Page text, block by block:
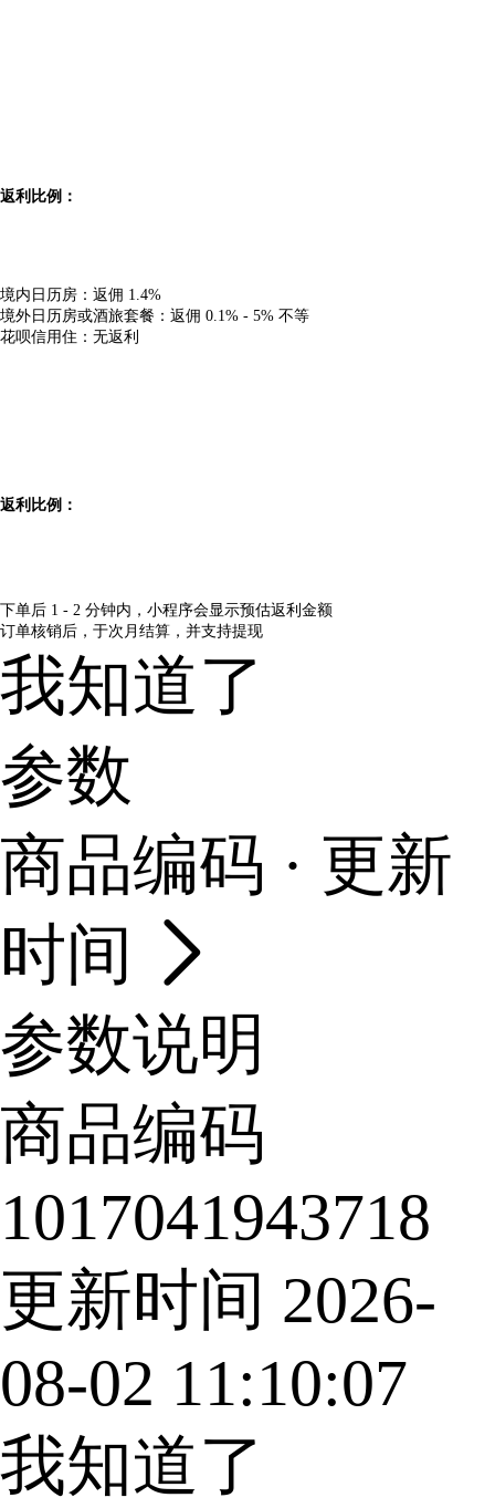
返利比例：
境内日历房：返佣 1.4%
境外日历房或酒旅套餐：返佣 0.1% - 5% 不等
花呗信用住：无返利
返利比例：
下单后 1 - 2 分钟内，小程序会显示预估返利金额
订单核销后，于次月结算，并支持提现
我知道了
参数
商品编码 · 更新
时间
参数说明
商品编码
1017041943718
更新时间 2026-
08-02 11:10:07
我知道了